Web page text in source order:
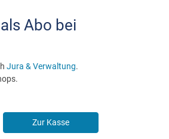
Abo bei
Jura & Verwaltung.
Zur Kasse